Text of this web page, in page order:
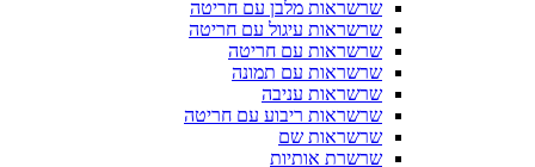
שרשראות מלבן עם חריטה
שרשראות עיגול עם חריטה
שרשראות עם חריטה
שרשראות עם תמונה
שרשראות עניבה
שרשראות ריבוע עם חריטה
שרשראות שם
שרשרת אותיות